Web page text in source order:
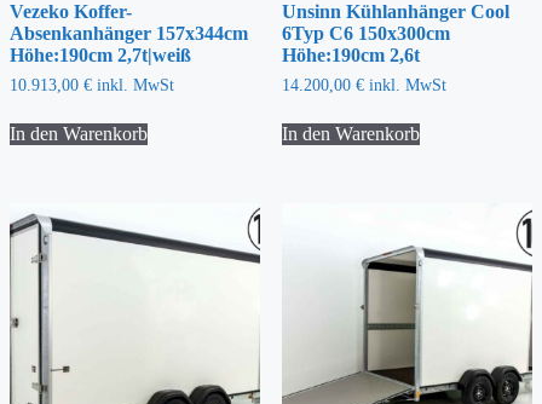
Vezeko Koffer-
Absenkanhänger 157x344cm
Höhe:190cm 2,7t|weiß
10.913,00 € inkl. MwSt
In den Warenkorb
Unsinn Kühlanhänger Cool
6Typ C6 150x300cm
Höhe:190cm 2,6t
14.200,00 €inkl. MwSt
In den Warenkorb